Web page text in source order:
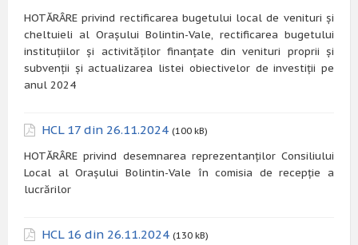
HOTĂRÂRE privind rectificarea bugetului local de venituri și
cheltuieli al Orașului Bolintin-Vale, rectificarea bugetului
instituțiilor și activităților finanțate din venituri proprii și
subvenții și actualizarea listei obiectivelor de investiții pe
anul 2024
HCL 17 din 26.11.2024 (100 kB)
HOTĂRÂRE privind desemnarea reprezentanților Consiliului
Local al Orașului Bolintin-Vale în comisia de recepție a
lucrărilor
HCL 16 din 26.11.2024 (130 kB)